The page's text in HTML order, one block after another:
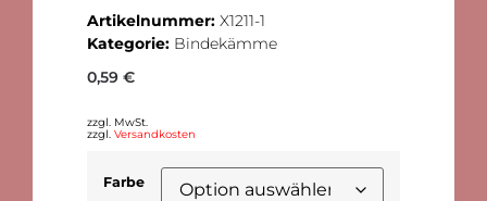
Artikelnummer: X1211-1
Kategorie: Bindekämme
0,59 €
zzgl. MwSt.
zzgl. Versandkosten
Farbe